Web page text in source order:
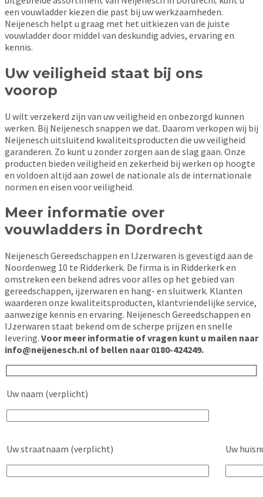
een vouwladder kiezen die past bij uw werkzaamheden.
Neijenesch helpt u graag met het uitkiezen van de juiste
vouwladder door middel van deskundig advies, ervaring en
kennis.
Uw veiligheid staat bij ons
voorop
U wilt verzekerd zijn van uw veiligheid en onbezorgd kunnen
werken. Bij Neijenesch snappen we dat. Daarom verkopen wij bij
Neijenesch uitsluitend kwaliteitsproducten die uw veiligheid
garanderen. Zo kunt u zonder zorgen aan de slag gaan. Onze
producten bieden veiligheid en zekerheid bij werken op hoogte
en voldoen altijd aan zowel de nationale als de internationale
normen en eisen voor veiligheid.
Meer informatie over
vouwladders in Dordrecht
Neijenesch Gereedschappen en IJzerwaren is gevestigd aan de
Noordenweg 10 te Ridderkerk. De firma is in Ridderkerk en
omstreken een bekend adres voor alles op het gebied van
gereedschappen, ijzerwaren en hang- en sluitwerk. Klanten
waarderen onze kwaliteitsproducten, klantvriendelijke service,
aanwezige kennis en ervaring. Neijenesch Gereedschappen en
IJzerwaren staat bekend om de scherpe prijzen en snelle
levering. Voor meer informatie of vragen kunt u mailen naar
info@neijenesch.nl of bellen naar 0180-424249.
Uw naam (verplicht)
Uw straatnaam (verplicht) Uw